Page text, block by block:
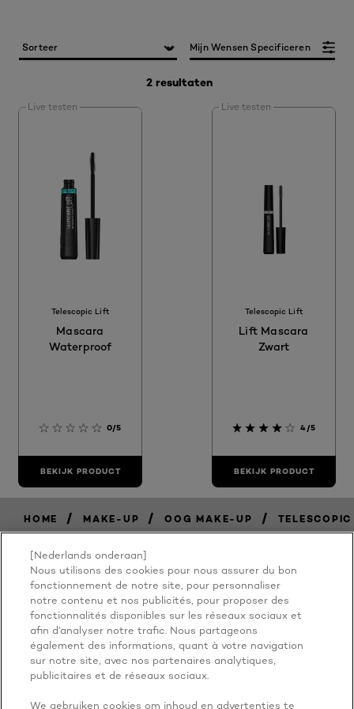
2 resultaten
Mijn Wensen Specificeren
Live testen
Telescopic Lift
Mascara
Waterproof
0/5
BEKIJK PRODUCT
Live testen
Telescopic Lift
Lift Mascara
Zwart
4/5
BEKIJK PRODUCT
HOME / MAKE-UP / OOG MAKE-UP /
BECAUSE
YOU'RE
WORTH IT
[Nederlands onderaan]
Nous utilisons des cookies pour nous assurer du bon
fonctionnement de notre site, pour personnaliser
notre contenu et nos publicités, pour proposer des
fonctionnalités disponibles sur les réseaux sociaux et
afin d’analyser notre trafic. Nous partageons
également des informations, quant à votre navigation
sur notre site, avec nos partenaires analytiques,
publicitaires et de réseaux sociaux.
We gebruiken cookies om inhoud en advertenties te